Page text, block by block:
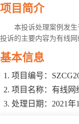
项目简介
本投诉处理案例发
投诉的主要内容为有线网
基本信息
项目编号：
项目名称：有线网
处理日期：2021年